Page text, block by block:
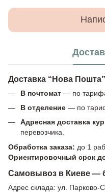
Доставка “Нова Пошта”
В почтомат — по
В отделение — по
Адресная доставка
перевозчика.
Обработка заказа: до 1
Ориентировочный срок
Самовывоз в Киеве —
Адрес склада: ул. Парково-